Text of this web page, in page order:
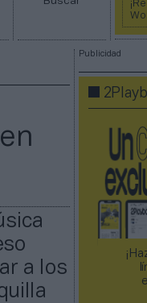
a los
Publicidad